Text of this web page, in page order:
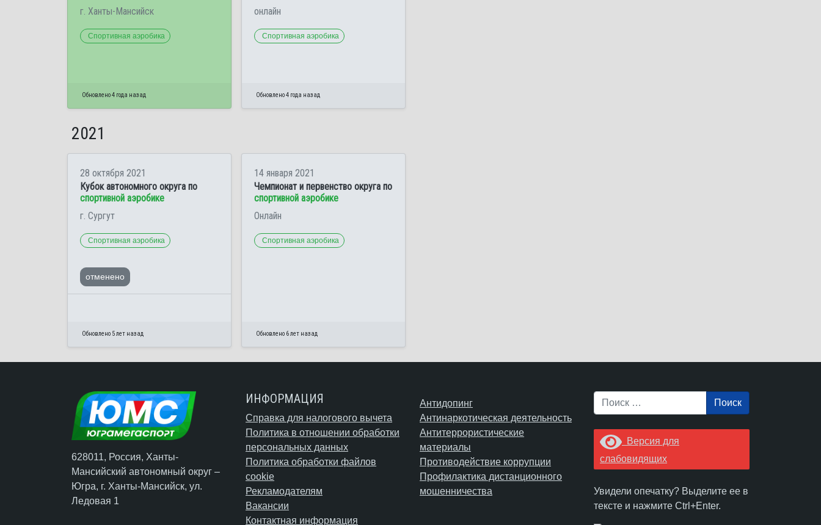
г. Ханты-Мансийск
Спортивная аэробика
Обновлено 4 года назад
онлайн
Спортивная аэробика
Обновлено 4 года назад
2021
28 октября 2021
Кубок автономного округа по
спортивной аэробике
г. Сургут
Спортивная аэробика
отменено
Обновлено 5 лет назад
14 января 2021
Чемпионат и первенство округа по
спортивной аэробике
Онлайн
Спортивная аэробика
Обновлено 6 лет назад
628011, Россия, Ханты-
Мансийский автономный округ –
Югра, г. Ханты-Мансийск, ул.
Ледовая 1
ИНФОРМАЦИЯ
Справка для налогового вычета
Политика в отношении обработки
персональных данных
Политика обработки файлов
cookie
Рекламодателям
Вакансии
Контактная информация
Антидопинг
Антинаркотическая деятельность
Антитеррористические
материалы
Противодействие коррупции
Профилактика дистанционного
мошенничества
Поиск
Версия для
слабовидящих
Увидели опечатку? Выделите ее в
тексте и нажмите Ctrl+Enter.